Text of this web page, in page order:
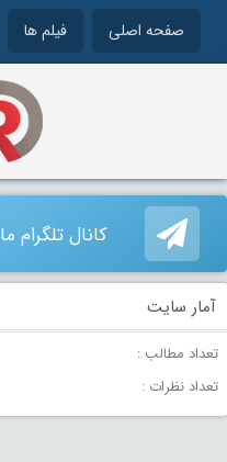
صفحه اصلی فیلم ها
کانال تلگرام ما
آمار سایت
تعداد مطالب :
تعداد نظرات :